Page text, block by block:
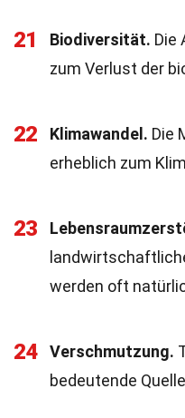
21 Biodiversität. Die
zum Verlust der
22 Klimawandel. Die
erheblich zum
23
werden oft
24 Verschmutzung.
bedeutende